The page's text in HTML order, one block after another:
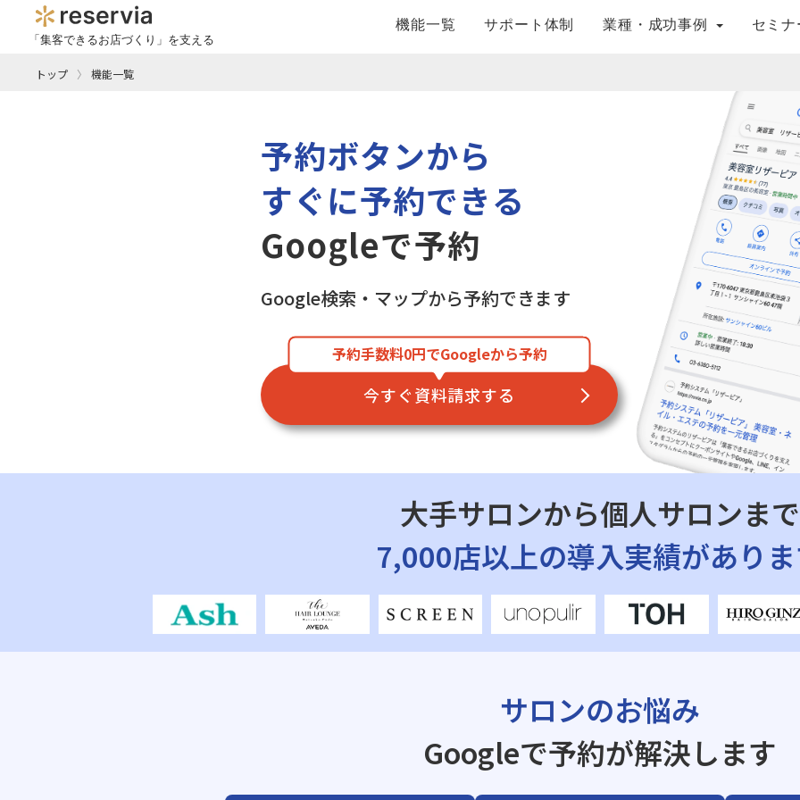
「集客できるお店づくり」を支える
機能一覧 サポート体制 業種・成功事例 セミ
トップ 機能一覧
予約ボタンから
すぐに予約できる
Googleで予約
Google検索・マップから予約できます
予約手数料0円でGoogleから予約
今すぐ資料請求する
大手サロンから個人サロンまで
7,000店以上の導入実績があり
サロンのお悩み
Googleで予約が解決します